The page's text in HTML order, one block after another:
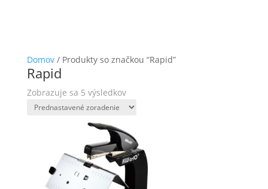
Domov/ Produkty so značkou “Rapid”
Rapid
Zobrazuje sa 5 výsledkov